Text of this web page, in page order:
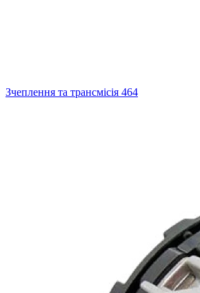
Зчеплення та трансмісія 464